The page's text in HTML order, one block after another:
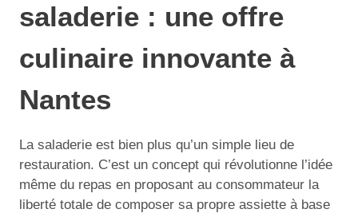
saladerie : une offre
culinaire innovante à
Nantes
La saladerie est bien plus qu’un simple lieu de
restauration. C’est un concept qui révolutionne l’idée
même du repas en proposant au consommateur la
liberté totale de composer sa propre assiette à base